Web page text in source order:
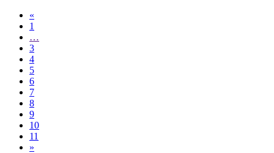
«
1
…
3
4
5
6
7
8
9
10
11
»